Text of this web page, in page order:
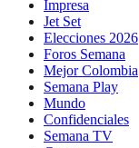
Impresa
Jet Set
Elecciones 2026
Foros Semana
Mejor Colombia
Semana Play
Mundo
Confidenciales
Semana TV